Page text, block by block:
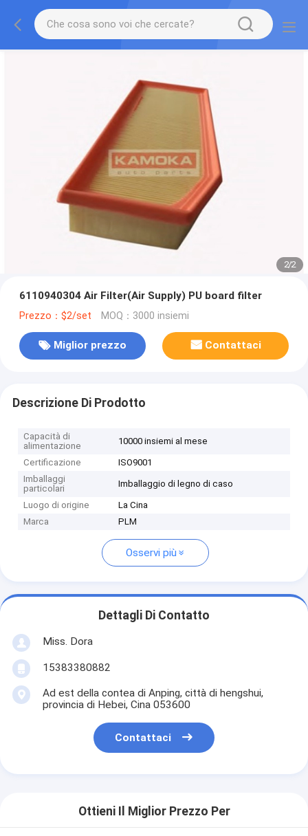
2/2
6110940304 Air Filter(Air Supply) PU board filter
Prezzo：$2/set MOQ：3000 insiemi
Miglior prezzo Contattaci
Descrizione Di Prodotto
Capacità di
alimentazione
10000 insiemi al mese
Certificazione
ISO9001
Imballaggi
particolari
Imballaggio di legno di caso
Luogo di origine
La Cina
Marca
PLM
Osservi più
Dettagli Di Contatto
Miss. Dora
15383380882
Ad est della contea di Anping, città di hengshui,
provincia di Hebei, Cina 053600
Contattaci
Ottieni Il Miglior Prezzo Per